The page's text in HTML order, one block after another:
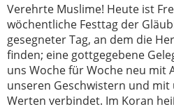
Verehrte Muslime! Heute ist
wöchentliche Festtag der
gesegneter Tag, an dem die
finden; eine gottgegebene
uns Woche für Woche neu mit
unseren Geschwistern und mit
Werten verbindet. Im Koran